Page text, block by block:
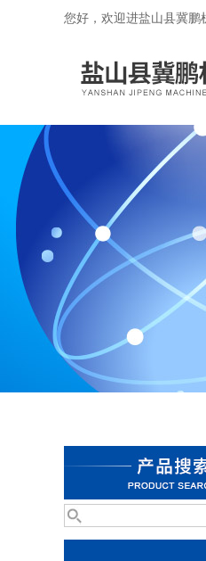
您好，欢迎进盐山县冀鹏